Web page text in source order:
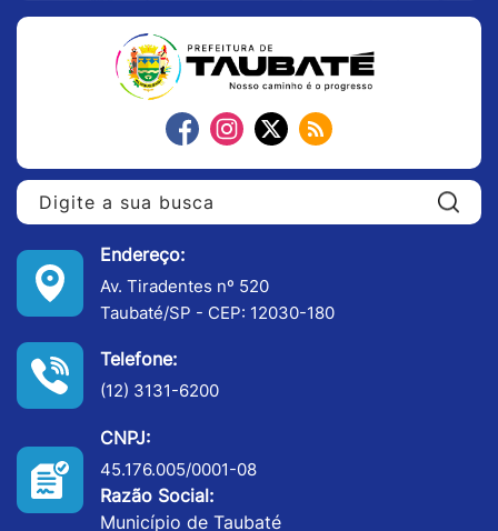
Endereço:
Av. Tiradentes nº 520
Taubaté/SP - CEP: 12030-180
Telefone:
(12) 3131-6200
CNPJ:
45.176.005/0001-08
Razão Social:
Município de Taubaté